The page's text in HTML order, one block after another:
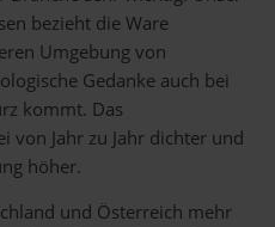
bezieht die Ware
Umgebung von
Gedanke auch bei
kommt. Das
von Jahr zu Jahr dichter und
höher.
und Österreich mehr